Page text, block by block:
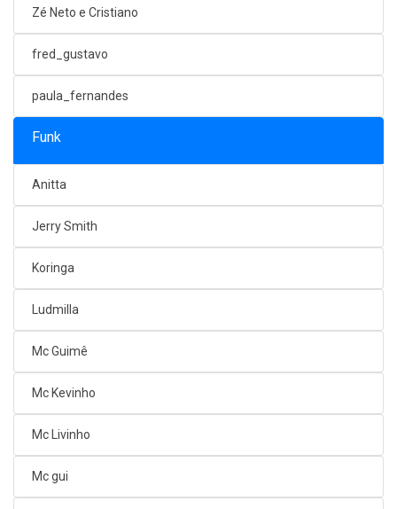
Zé Neto e Cristiano
fred_gustavo
paula_fernandes
Funk
Anitta
Jerry Smith
Koringa
Ludmilla
Mc Guimê
Mc Kevinho
Mc Livinho
Mc gui